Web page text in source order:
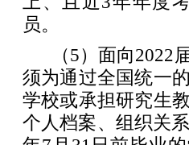
员。
（5）面向
须为通过全国统一
学校或承担研究生
个人档案、组织关